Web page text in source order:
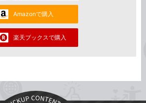
Amazonで購入
楽天ブックスで購入